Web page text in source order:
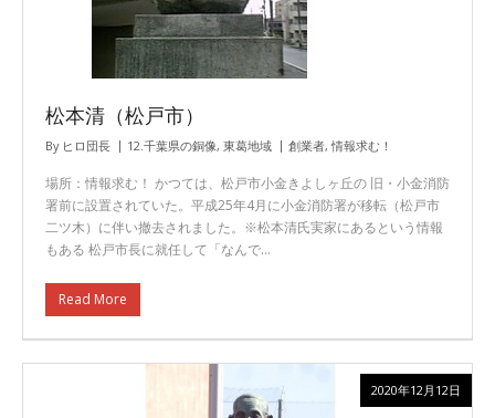
松本清（松戸市）
By ヒロ団長 12.千葉県の銅像, 東葛地域 創業者,情報求む！
場所：情報求む！ かつては、松戸市小金きよしヶ丘の 旧・小金消防
署前に設置されていた。平成25年4月に小金消防署が移転（松戸市
二ツ木）に伴い撤去されました。※松本清氏実家にあるという情報
もある 松戸市長に就任して「なんで…
Read More
2020年12月12日